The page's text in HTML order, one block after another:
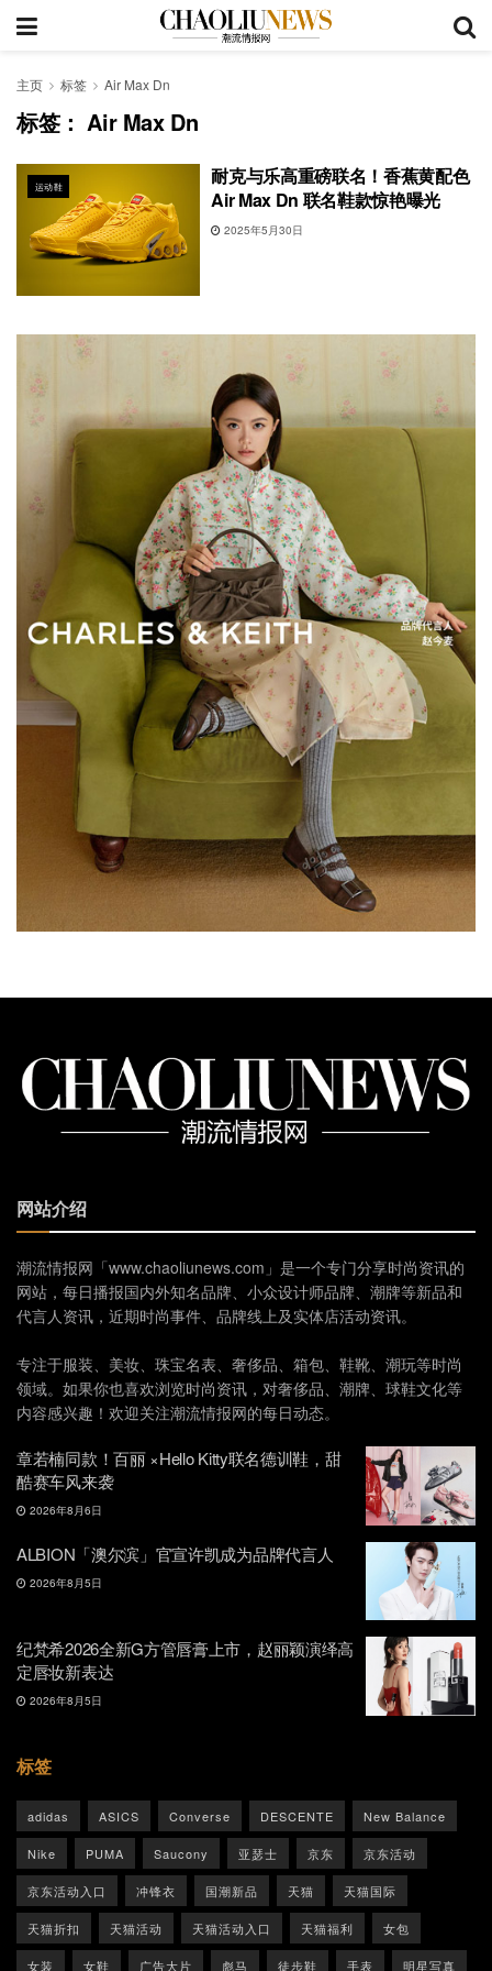
主页 标签 Air Max Dn
标签：Air Max Dn
运动鞋
耐克与乐高重磅联名！香蕉黄配色
Air Max Dn 联名鞋款惊艳曝光
2025年5月30日
网站介绍
潮流情报网「www.chaoliunews.com」是一个专门分享时尚资讯的
网站，每日播报国内外知名品牌、小众设计师品牌、潮牌等新品和
代言人资讯，近期时尚事件、品牌线上及实体店活动资讯。
专注于服装、美妆、珠宝名表、奢侈品、箱包、鞋靴、潮玩等时尚
领域。如果你也喜欢浏览时尚资讯，对奢侈品、潮牌、球鞋文化等
内容感兴趣！欢迎关注潮流情报网的每日动态。
章若楠同款！百丽 ×Hello Kitty联名德训鞋，甜
酷赛车风来袭
2026年8月6日
ALBION「澳尔滨」官宣许凯成为品牌代言人
2026年8月5日
纪梵希2026全新G方管唇膏上市，赵丽颖演绎高
定唇妆新表达
2026年8月5日
标签
adidas ASICS Converse DESCENTE New Balance
Nike PUMA Saucony 亚瑟士 京东 京东活动
京东活动入口 冲锋衣 国潮新品 天猫 天猫国际
天猫折扣 天猫活动 天猫活动入口 天猫福利 女包
女装 女鞋 广告大片 彪马 徒步鞋 手表 明星写真